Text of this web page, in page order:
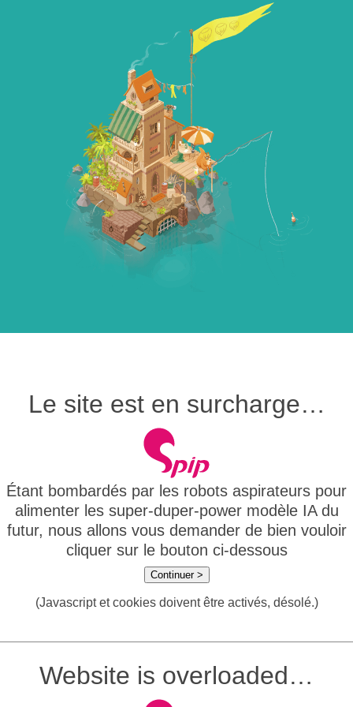
Le site est en surcharge…
Étant bombardés par les robots aspirateurs pour
alimenter les super-duper-power modèle IA du
futur, nous allons vous demander de bien vouloir
cliquer sur le bouton ci-dessous
Continuer >
(Javascript et cookies doivent être activés, désolé.)
Website is overloaded…